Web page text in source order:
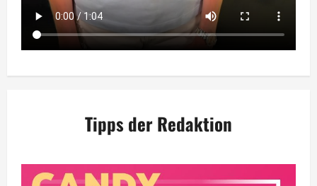
Tipps der Redaktion